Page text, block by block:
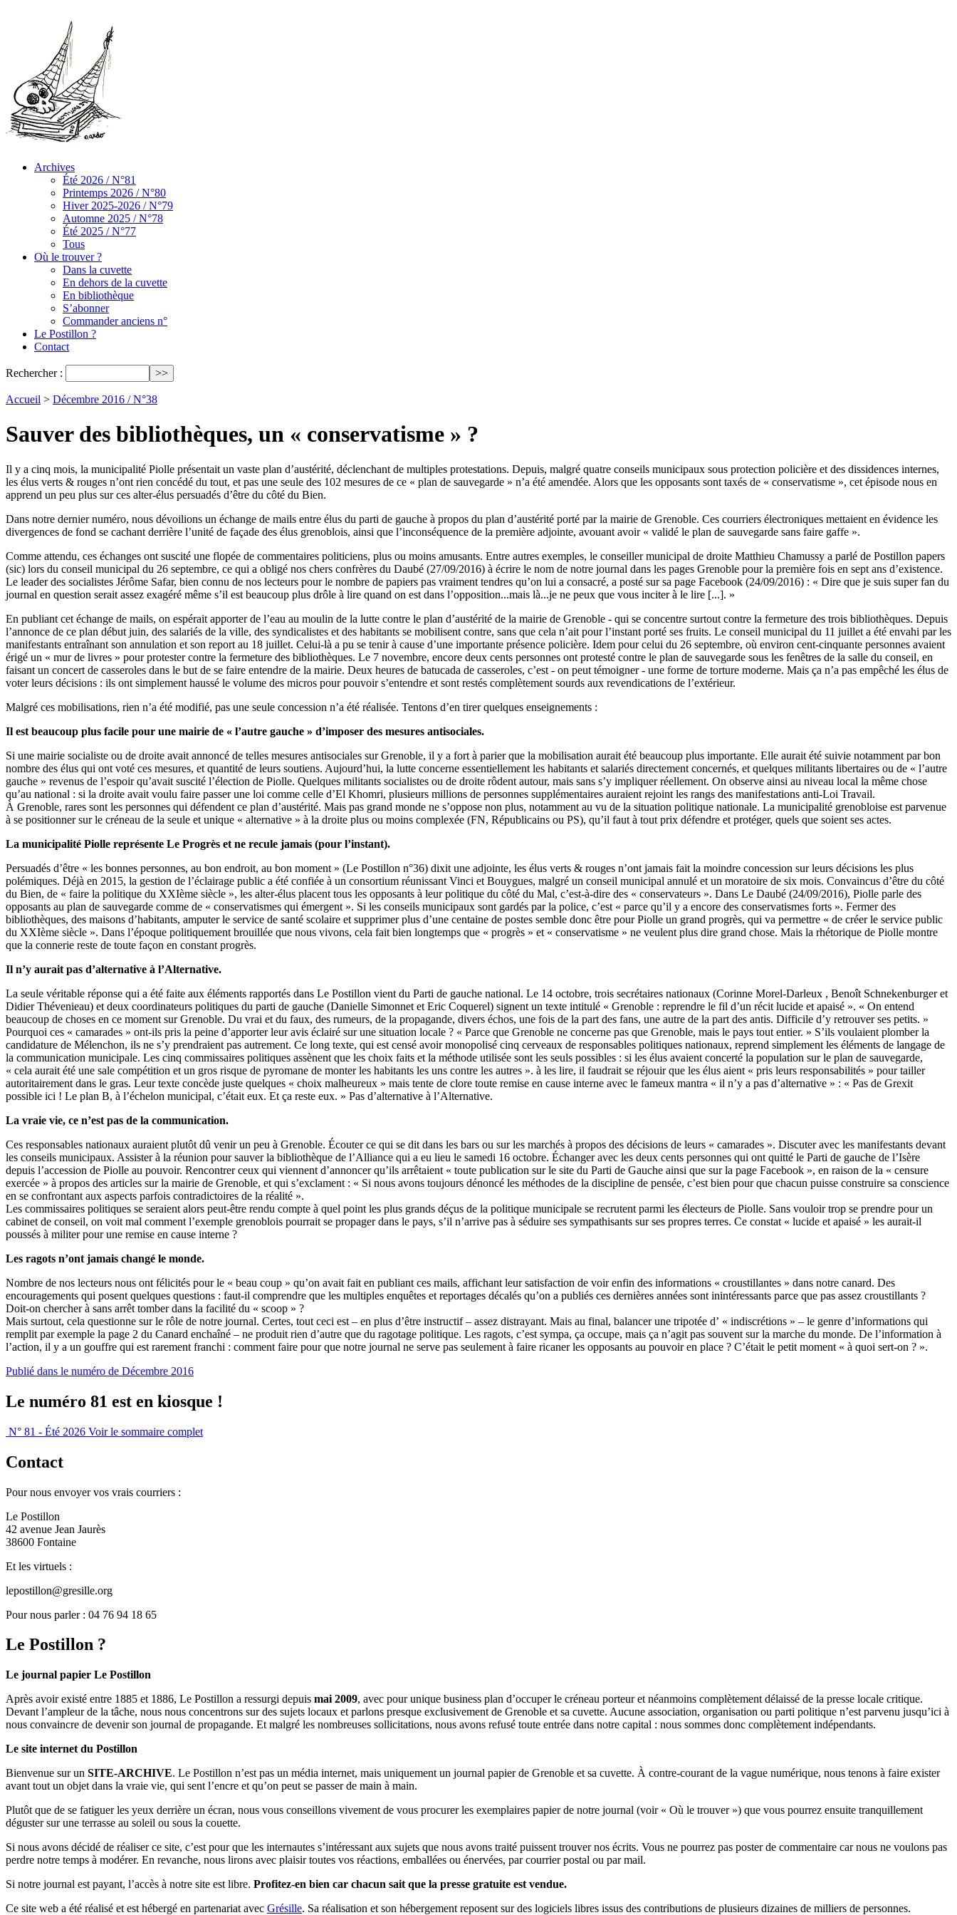
Archives
Été 2026 / N°81
Printemps 2026 / N°80
Hiver 2025-2026 / N°79
Automne 2025 / N°78
Été 2025 / N°77
Tous
Où le trouver ?
Dans la cuvette
En dehors de la cuvette
En bibliothèque
S’abonner
Commander anciens n°
Le Postillon ?
Contact
Rechercher :
Accueil > Décembre 2016 / N°38
Sauver des bibliothèques, un « conservatisme » ?
Il y a cinq mois, la municipalité Piolle présentait un vaste plan d’austérité, déclenchant de multiples protestations. Depuis, malgré quatre conseils municipaux sous protection policière et des dissidences internes,
les élus verts & rouges n’ont rien concédé du tout, et pas une seule des 102 mesures de ce « plan de sauvegarde » n’a été amendée. Alors que les opposants sont taxés de « conservatisme », cet épisode nous en
apprend un peu plus sur ces alter-élus persuadés d’être du côté du Bien.
Dans notre dernier numéro, nous dévoilions un échange de mails entre élus du parti de gauche à propos du plan d’austérité porté par la mairie de Grenoble. Ces courriers électroniques mettaient en évidence les
divergences de fond se cachant derrière l’unité de façade des élus grenoblois, ainsi que l’inconséquence de la première adjointe, avouant avoir « validé le plan de sauvegarde sans faire gaffe ».
Comme attendu, ces échanges ont suscité une flopée de commentaires politiciens, plus ou moins amusants. Entre autres exemples, le conseiller municipal de droite Matthieu Chamussy a parlé de Postillon papers
(sic) lors du conseil municipal du 26 septembre, ce qui a obligé nos chers confrères du Daubé (27/09/2016) à écrire le nom de notre journal dans les pages Grenoble pour la première fois en sept ans d’existence.
Le leader des socialistes Jérôme Safar, bien connu de nos lecteurs pour le nombre de papiers pas vraiment tendres qu’on lui a consacré, a posté sur sa page Facebook (24/09/2016) : « Dire que je suis super fan du
journal en question serait assez exagéré même s’il est beaucoup plus drôle à lire quand on est dans l’opposition...mais là...je ne peux que vous inciter à le lire [...]. »
En publiant cet échange de mails, on espérait apporter de l’eau au moulin de la lutte contre le plan d’austérité de la mairie de Grenoble - qui se concentre surtout contre la fermeture des trois bibliothèques. Depuis
l’annonce de ce plan début juin, des salariés de la ville, des syndicalistes et des habitants se mobilisent contre, sans que cela n’ait pour l’instant porté ses fruits. Le conseil municipal du 11 juillet a été envahi par les
manifestants entraînant son annulation et son report au 18 juillet. Celui-là a pu se tenir à cause d’une importante présence policière. Idem pour celui du 26 septembre, où environ cent-cinquante personnes avaient
érigé un « mur de livres » pour protester contre la fermeture des bibliothèques. Le 7 novembre, encore deux cents personnes ont protesté contre le plan de sauvegarde sous les fenêtres de la salle du conseil, en
faisant un concert de casseroles dans le but de se faire entendre de la mairie. Deux heures de batucada de casseroles, c’est - on peut témoigner - une forme de torture moderne. Mais ça n’a pas empêché les élus de
voter leurs décisions : ils ont simplement haussé le volume des micros pour pouvoir s’entendre et sont restés complètement sourds aux revendications de l’extérieur.
Malgré ces mobilisations, rien n’a été modifié, pas une seule concession n’a été réalisée. Tentons d’en tirer quelques enseignements :
Il est beaucoup plus facile pour une mairie de « l’autre gauche » d’imposer des mesures antisociales.
Si une mairie socialiste ou de droite avait annoncé de telles mesures antisociales sur Grenoble, il y a fort à parier que la mobilisation aurait été beaucoup plus importante. Elle aurait été suivie notamment par bon
nombre des élus qui ont voté ces mesures, et quantité de leurs soutiens. Aujourd’hui, la lutte concerne essentiellement les habitants et salariés directement concernés, et quelques militants libertaires ou de « l’autre
gauche » revenus de l’espoir qu’avait suscité l’élection de Piolle. Quelques militants socialistes ou de droite rôdent autour, mais sans s’y impliquer réellement. On observe ainsi au niveau local la même chose
qu’au national : si la droite avait voulu faire passer une loi comme celle d’El Khomri, plusieurs millions de personnes supplémentaires auraient rejoint les rangs des manifestations anti-Loi Travail.
À Grenoble, rares sont les personnes qui défendent ce plan d’austérité. Mais pas grand monde ne s’oppose non plus, notamment au vu de la situation politique nationale. La municipalité grenobloise est parvenue
à se positionner sur le créneau de la seule et unique « alternative » à la droite plus ou moins complexée (FN, Républicains ou PS), qu’il faut à tout prix défendre et protéger, quels que soient ses actes.
La municipalité Piolle représente Le Progrès et ne recule jamais (pour l’instant).
Persuadés d’être « les bonnes personnes, au bon endroit, au bon moment » (Le Postillon n°36) dixit une adjointe, les élus verts & rouges n’ont jamais fait la moindre concession sur leurs décisions les plus
polémiques. Déjà en 2015, la gestion de l’éclairage public a été confiée à un consortium réunissant Vinci et Bouygues, malgré un conseil municipal annulé et un moratoire de six mois. Convaincus d’être du côté
du Bien, de « faire la politique du XXIème siècle », les alter-élus placent tous les opposants à leur politique du côté du Mal, c’est-à-dire des « conservateurs ». Dans Le Daubé (24/09/2016), Piolle parle des
opposants au plan de sauvegarde comme de « conservatismes qui émergent ». Si les conseils municipaux sont gardés par la police, c’est « parce qu’il y a encore des conservatismes forts ». Fermer des
bibliothèques, des maisons d’habitants, amputer le service de santé scolaire et supprimer plus d’une centaine de postes semble donc être pour Piolle un grand progrès, qui va permettre « de créer le service public
du XXIème siècle ». Dans l’époque politiquement brouillée que nous vivons, cela fait bien longtemps que « progrès » et « conservatisme » ne veulent plus dire grand chose. Mais la rhétorique de Piolle montre
que la connerie reste de toute façon en constant progrès.
Il n’y aurait pas d’alternative à l’Alternative.
La seule véritable réponse qui a été faite aux éléments rapportés dans Le Postillon vient du Parti de gauche national. Le 14 octobre, trois secrétaires nationaux (Corinne Morel-Darleux , Benoît Schnekenburger et
Didier Thévenieau) et deux coordinateurs politiques du parti de gauche (Danielle Simonnet et Eric Coquerel) signent un texte intitulé « Grenoble : reprendre le fil d’un récit lucide et apaisé ». « On entend
beaucoup de choses en ce moment sur Grenoble. Du vrai et du faux, des rumeurs, de la propagande, divers échos, une fois de la part des fans, une autre de la part des antis. Difficile d’y retrouver ses petits. »
Pourquoi ces « camarades » ont-ils pris la peine d’apporter leur avis éclairé sur une situation locale ? « Parce que Grenoble ne concerne pas que Grenoble, mais le pays tout entier. » S’ils voulaient plomber la
candidature de Mélenchon, ils ne s’y prendraient pas autrement. Ce long texte, qui est censé avoir monopolisé cinq cerveaux de responsables politiques nationaux, reprend simplement les éléments de langage de
la communication municipale. Les cinq commissaires politiques assènent que les choix faits et la méthode utilisée sont les seuls possibles : si les élus avaient concerté la population sur le plan de sauvegarde,
« cela aurait été une sale compétition et un gros risque de pyromane de monter les habitants les uns contre les autres ». à les lire, il faudrait se réjouir que les élus aient « pris leurs responsabilités » pour tailler
autoritairement dans le gras. Leur texte concède juste quelques « choix malheureux » mais tente de clore toute remise en cause interne avec le fameux mantra « il n’y a pas d’alternative » : « Pas de Grexit
possible ici ! Le plan B, à l’échelon municipal, c’était eux. Et ça reste eux. » Pas d’alternative à l’Alternative.
La vraie vie, ce n’est pas de la communication.
Ces responsables nationaux auraient plutôt dû venir un peu à Grenoble. Écouter ce qui se dit dans les bars ou sur les marchés à propos des décisions de leurs « camarades ». Discuter avec les manifestants devant
les conseils municipaux. Assister à la réunion pour sauver la bibliothèque de l’Alliance qui a eu lieu le samedi 16 octobre. Échanger avec les deux cents personnes qui ont quitté le Parti de gauche de l’Isère
depuis l’accession de Piolle au pouvoir. Rencontrer ceux qui viennent d’annoncer qu’ils arrêtaient « toute publication sur le site du Parti de Gauche ainsi que sur la page Facebook », en raison de la « censure
exercée » à propos des articles sur la mairie de Grenoble, et qui s’exclament : « Si nous avons toujours dénoncé les méthodes de la discipline de pensée, c’est bien pour que chacun puisse construire sa conscience
en se confrontant aux aspects parfois contradictoires de la réalité ».
Les commissaires politiques se seraient alors peut-être rendu compte à quel point les plus grands déçus de la politique municipale se recrutent parmi les électeurs de Piolle. Sans vouloir trop se prendre pour un
cabinet de conseil, on voit mal comment l’exemple grenoblois pourrait se propager dans le pays, s’il n’arrive pas à séduire ses sympathisants sur ses propres terres. Ce constat « lucide et apaisé » les aurait-il
poussés à militer pour une remise en cause interne ?
Les ragots n’ont jamais changé le monde.
Nombre de nos lecteurs nous ont félicités pour le « beau coup » qu’on avait fait en publiant ces mails, affichant leur satisfaction de voir enfin des informations « croustillantes » dans notre canard. Des
encouragements qui posent quelques questions : faut-il comprendre que les multiples enquêtes et reportages décalés qu’on a publiés ces dernières années sont inintéressants parce que pas assez croustillants ?
Doit-on chercher à sans arrêt tomber dans la facilité du « scoop » ?
Mais surtout, cela questionne sur le rôle de notre journal. Certes, tout ceci est – en plus d’être instructif – assez distrayant. Mais au final, balancer une tripotée d’ « indiscrétions » – le genre d’informations qui
remplit par exemple la page 2 du Canard enchaîné – ne produit rien d’autre que du ragotage politique. Les ragots, c’est sympa, ça occupe, mais ça n’agit pas souvent sur la marche du monde. De l’information à
l’action, il y a un gouffre qui est rarement franchi : comment faire pour que notre journal ne serve pas seulement à faire ricaner les opposants au pouvoir en place ? C’était le petit moment « à quoi sert-on ? ».
Publié dans le numéro de Décembre 2016
Le numéro 81 est en kiosque !
N° 81 - Été 2026 Voir le sommaire complet
Contact
Pour nous envoyer vos vrais courriers :
Le Postillon
42 avenue Jean Jaurès
38600 Fontaine
Et les virtuels :
lepostillon@gresille.org
Pour nous parler : 04 76 94 18 65
Le Postillon ?
Le journal papier Le Postillon
Après avoir existé entre 1885 et 1886, Le Postillon a ressurgi depuis mai 2009, avec pour unique business plan d’occuper le créneau porteur et néanmoins complètement délaissé de la presse locale critique.
Devant l’ampleur de la tâche, nous nous concentrons sur des sujets locaux et parlons presque exclusivement de Grenoble et sa cuvette. Aucune association, organisation ou parti politique n’est parvenu jusqu’ici à
nous convaincre de devenir son journal de propagande. Et malgré les nombreuses sollicitations, nous avons refusé toute entrée dans notre capital : nous sommes donc complètement indépendants.
Le site internet du Postillon
Bienvenue sur un SITE-ARCHIVE. Le Postillon n’est pas un média internet, mais uniquement un journal papier de Grenoble et sa cuvette. À contre-courant de la vague numérique, nous tenons à faire exister
avant tout un objet dans la vraie vie, qui sent l’encre et qu’on peut se passer de main à main.
Plutôt que de se fatiguer les yeux derrière un écran, nous vous conseillons vivement de vous procurer les exemplaires papier de notre journal (voir « Où le trouver ») que vous pourrez ensuite tranquillement
déguster sur une terrasse au soleil ou sous la couette.
Si nous avons décidé de réaliser ce site, c’est pour que les internautes s’intéressant aux sujets que nous avons traité puissent trouver nos écrits. Vous ne pourrez pas poster de commentaire car nous ne voulons pas
perdre notre temps à modérer. En revanche, nous lirons avec plaisir toutes vos réactions, emballées ou énervées, par courrier postal ou par mail.
Si notre journal est payant, l’accès à notre site est libre. Profitez-en bien car chacun sait que la presse gratuite est vendue.
Ce site web a été réalisé et est hébergé en partenariat avec Grésille. Sa réalisation et son hébergement reposent sur des logiciels libres issus des contributions de plusieurs dizaines de milliers de personnes.